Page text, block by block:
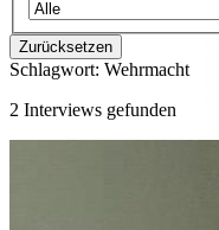
Zurücksetzen
Schlagwort: Wehrmacht
2 Interviews gefunden